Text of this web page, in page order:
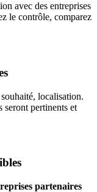
avec des entreprises
le contrôle, comparez
localisation.
seront pertinents et
partenaires